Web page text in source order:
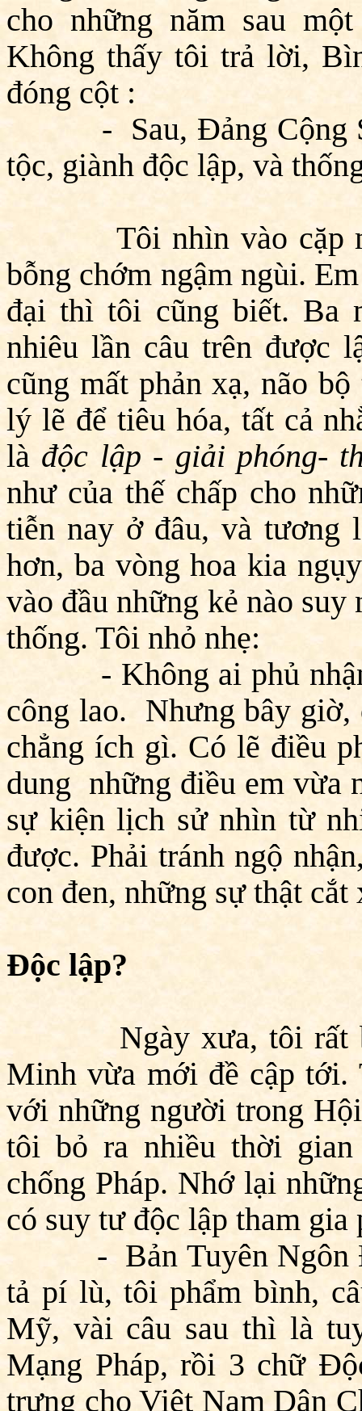
cho những năm sau
Không thấy tôi trả lời,
đóng cột :
- Sau, Đảng Cộng
tộc, giành độc lập, và
Tôi nhìn vào cặp
bỗng chớm ngậm ngùi.
đại thì tôi cũng biết. Ba
nhiêu lần câu trên được
cũng mất phản xạ, não
lý lẽ để tiêu hóa, tất cả
là độc lập - giải phóng-
như của thế chấp cho
tiễn nay ở đâu, và tương
hơn, ba vòng hoa kia
vào đầu những kẻ nào
thống. Tôi nhỏ nhẹ:
- Không ai phủ nhận
công lao. Nhưng bây giờ,
chẳng ích gì. Có lẽ điều
dung những điều em vừa
sự kiện lịch sử nhìn từ
được. Phải tránh ngộ
con đen, những sự thật
Độc lập?
Ngày xưa, tôi rất
Minh vừa mới đề cập tới.
với những người trong
tôi bỏ ra nhiều thời
chống Pháp. Nhớ lại
có suy tư độc lập tham
- Bản Tuyên Ngôn
tả pí lù, tôi phẩm bình,
Mỹ, vài câu sau thì là
Mạng Pháp, rồi 3 chữ
trưng cho Việt Nam Dân